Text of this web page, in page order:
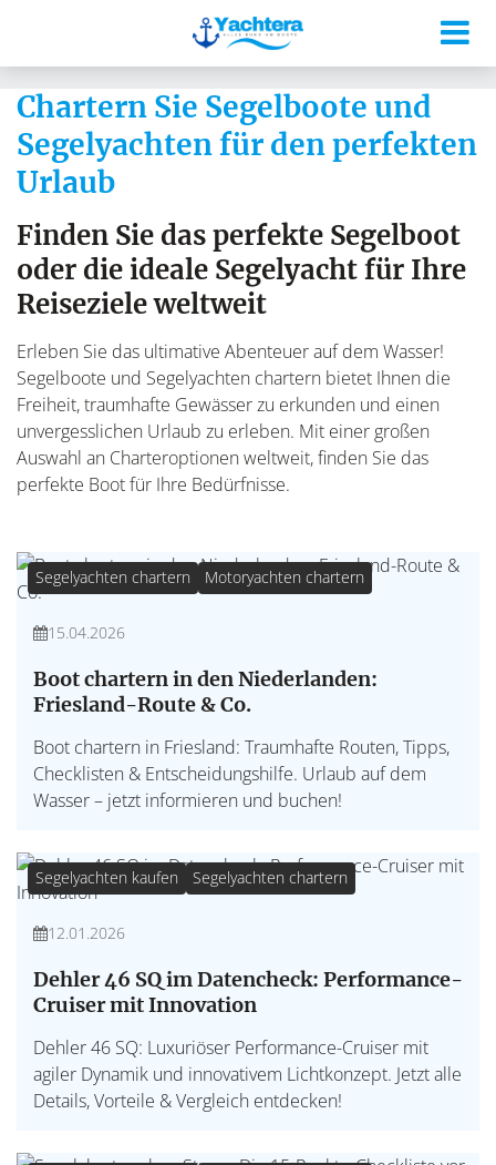
Chartern Sie Segelboote und
Segelyachten für den perfekten
Urlaub
Finden Sie das perfekte Segelboot
oder die ideale Segelyacht für Ihre
Reiseziele weltweit
Erleben Sie das ultimative Abenteuer auf dem Wasser!
Segelboote und Segelyachten chartern bietet Ihnen die
Freiheit, traumhafte Gewässer zu erkunden und einen
unvergesslichen Urlaub zu erleben. Mit einer großen
Auswahl an Charteroptionen weltweit, finden Sie das
perfekte Boot für Ihre Bedürfnisse.
Segelyachten chartern Motoryachten chartern
15.04.2026
Boot chartern in den Niederlanden:
Friesland-Route & Co.
Boot chartern in Friesland: Traumhafte Routen, Tipps,
Checklisten & Entscheidungshilfe. Urlaub auf dem
Wasser – jetzt informieren und buchen!
Segelyachten kaufen Segelyachten chartern
12.01.2026
Dehler 46 SQ im Datencheck: Performance-
Cruiser mit Innovation
Dehler 46 SQ: Luxuriöser Performance-Cruiser mit
agiler Dynamik und innovativem Lichtkonzept. Jetzt alle
Details, Vorteile & Vergleich entdecken!